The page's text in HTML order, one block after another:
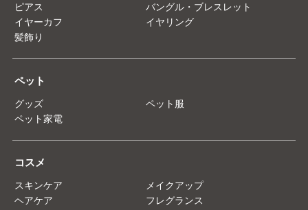
ピアス
バングル・ブレスレット
イヤーカフ
イヤリング
髪飾り
ペット
グッズ
ペット服
ペット家電
コスメ
スキンケア
メイクアップ
ヘアケア
フレグランス